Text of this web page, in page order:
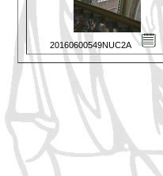
20160600549NUC2A